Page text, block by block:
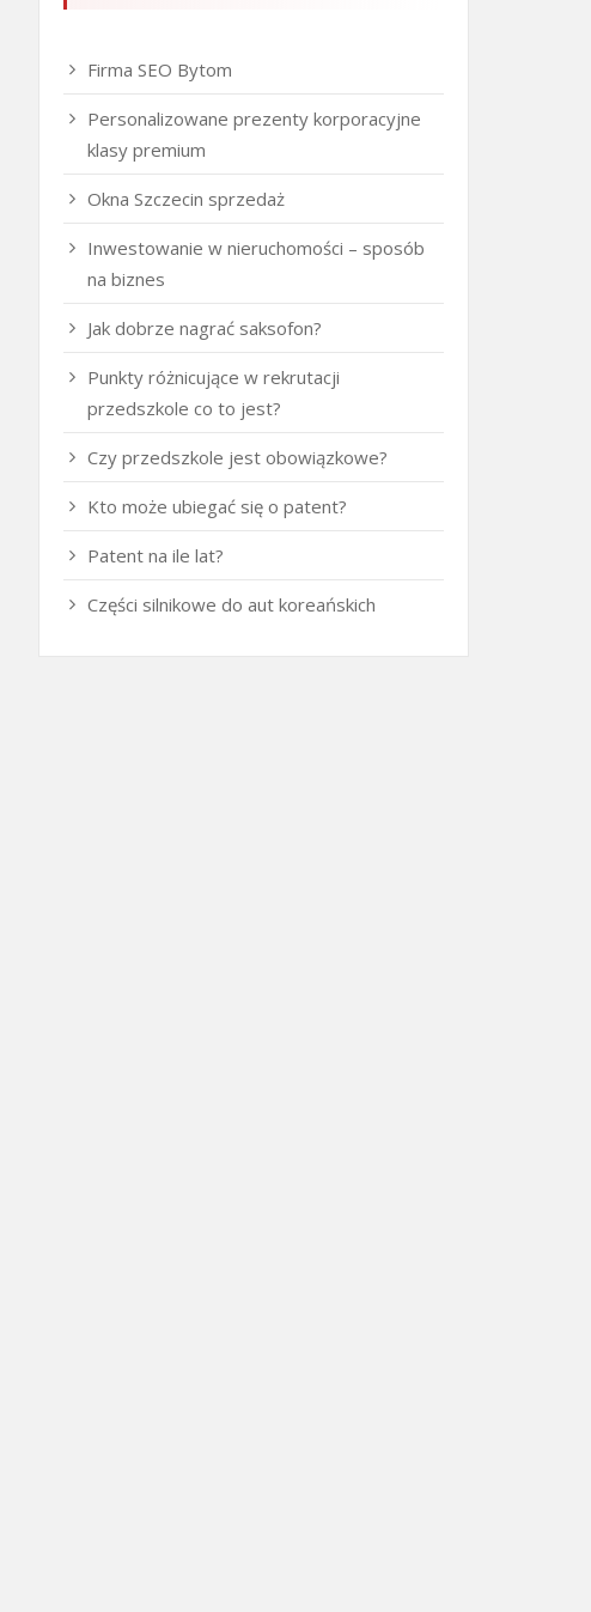
Firma SEO Bytom
Personalizowane prezenty korporacyjne
klasy premium
Okna Szczecin sprzedaż
Inwestowanie w nieruchomości – sposób
na biznes
Jak dobrze nagrać saksofon?
Punkty różnicujące w rekrutacji
przedszkole co to jest?
Czy przedszkole jest obowiązkowe?
Kto może ubiegać się o patent?
Patent na ile lat?
Części silnikowe do aut koreańskich